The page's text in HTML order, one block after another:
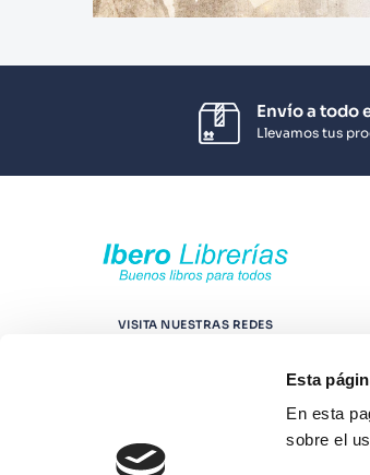
Esta
En esta
sobre el
Envío a todo
Llevamos tus
VISITA NUESTRAS REDES